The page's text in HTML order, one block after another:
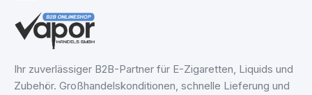
Ihr zuverlässiger B2B-Partner für E-Zigaretten, Liquids und
Zubehör. Großhandelskonditionen, schnelle Lieferung und